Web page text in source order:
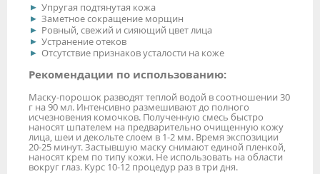
Упругая подтянутая кожа
Заметное сокращение морщин
Ровный, свежий и сияющий цвет лица
Устранение отеков
Отсутствие признаков усталости на коже
Рекомендации по использованию:
Маску-порошок разводят теплой водой в соотношении 30
г на 90 мл. Интенсивно размешивают до полного
исчезновения комочков. Полученную смесь быстро
наносят шпателем на предварительно очищенную кожу
лица, шеи и декольте слоем в 1-2 мм. Время экспозиции
20-25 минут. Застывшую маску снимают единой пленкой,
наносят крем по типу кожи. Не использовать на области
вокруг глаз. Курс 10-12 процедур раз в три дня.